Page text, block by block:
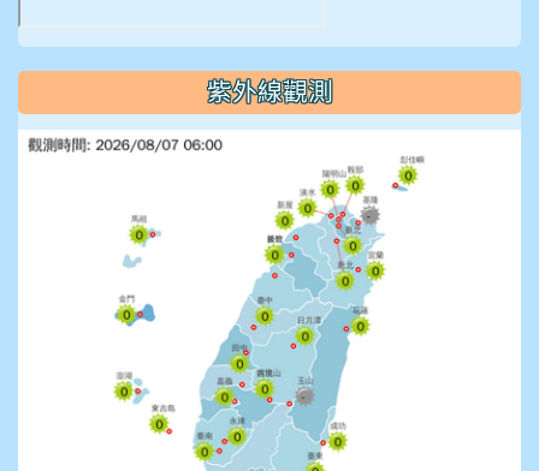
紫外線觀測